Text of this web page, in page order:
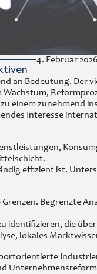
4. Februar 2026
an Bedeutung. Der
einem
Interesse
effizient ist.
Begrenzte
die
lokales